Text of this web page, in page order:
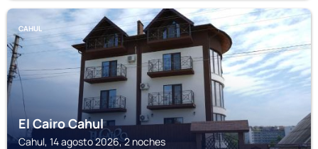
CAHUL
El Cairo Cahul
Cahul, 14 agosto 2026, 2 noches